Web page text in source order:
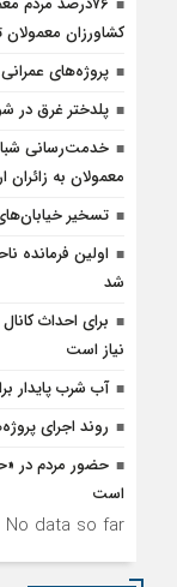
کشاورزان
پروژه‌های
پلدختر غرق در
خدمت‌رسانی
معمولان به زائران
تسخیر
اولین فرمانده
شد
نیاز است
آب شرب پایدار
روند اجرای
حضور مردم در
است
No data so far.